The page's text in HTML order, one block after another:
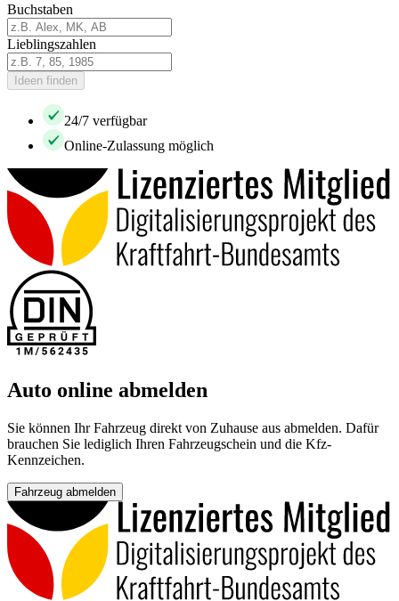
Buchstaben
Lieblingszahlen
Ideen finden
24/7 verfügbar
Online-Zulassung möglich
Auto online abmelden
Sie können Ihr Fahrzeug direkt von Zuhause aus abmelden. Dafür
brauchen Sie lediglich Ihren Fahrzeugschein und die Kfz-
Kennzeichen.
Fahrzeug abmelden